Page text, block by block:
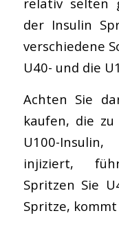
der Insulin
verschiedene
U40- und die
Achten Sie
kaufen, die
U100-
injiziert,
Spritzen Sie
Spritze,